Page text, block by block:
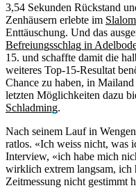
3,54 Sekunden Rückstand
Zenhäusern erlebte im
Enttäuschung. Und das
Befreiungsschlag in
15. und schaffte damit die
weiteres Top-15-Resultat
Chance zu haben, in
letzten Möglichkeiten dazu
Schladming.
Nach seinem Lauf in
ratlos. «Ich weiss nicht, was
Interview, «ich habe mich
wirklich extrem langsam, ich
Zeitmessung nicht gestimmt